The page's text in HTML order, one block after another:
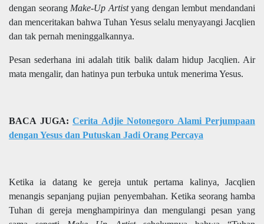
dengan seorang Make-Up Artistyang dengan lembut mendandani
dan menceritakan bahwa Tuhan Yesus selalu menyayangi Jacqlien
dan tak pernah meninggalkannya.
Pesan sederhana ini adalah titik balik dalam hidup Jacqlien. Air
mata mengalir, dan hatinya pun terbuka untuk menerima Yesus.
BACA JUGA: Cerita Adjie Notonegoro Alami Perjumpaan
dengan Yesus dan Putuskan Jadi Orang Percaya
Ketika ia datang ke gereja untuk pertama kalinya, Jacqlien
menangis sepanjang pujian penyembahan. Ketika seorang hamba
Tuhan di gereja menghampirinya dan mengulangi pesan yang